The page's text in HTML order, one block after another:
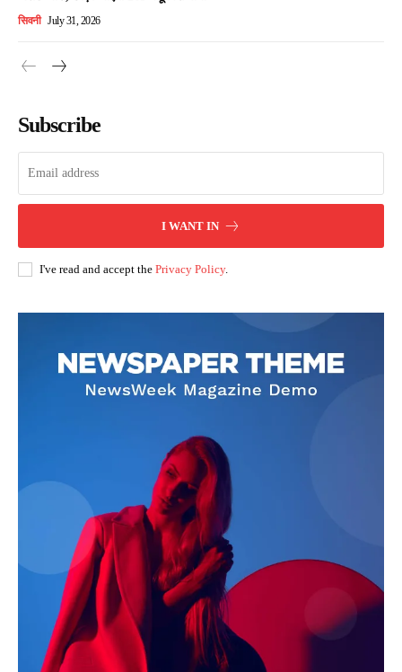
सिवनी July 31, 2026
Subscribe
I WANT IN
I've read and accept the Privacy Policy.